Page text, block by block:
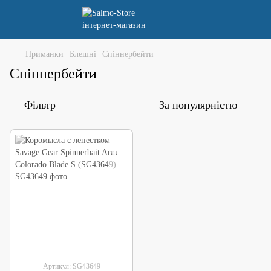
Приманки Блешні Спіннербейти
Спіннербейти
Фільтр За популярністю
Артикул: SG43649